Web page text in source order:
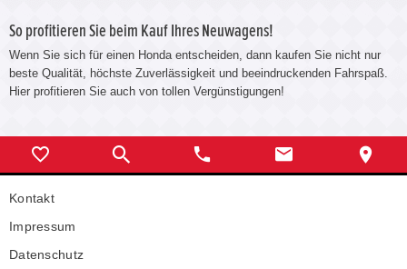
Angebote
Service & Zubehör
Unser Autohaus
So profitieren Sie beim Kauf Ihres Neuwagens!
Wenn Sie sich für einen Honda entscheiden, dann kaufen Sie nicht nur
beste Qualität, höchste Zuverlässigkeit und beeindruckenden Fahrspaß.
Hier profitieren Sie auch von tollen Vergünstigungen!
Kontakt
Impressum
Datenschutz